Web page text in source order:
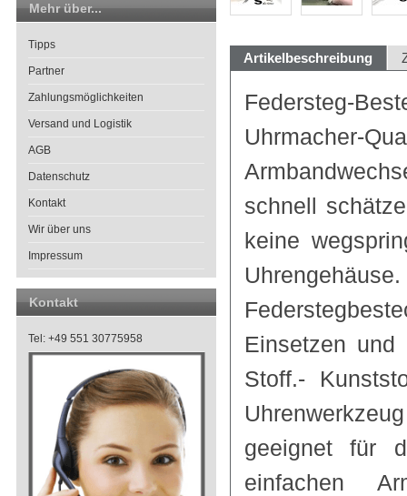
Artikelbeschreibung
Federsteg-
Uhrmacher-
schnell
keine
Einsetzen und
Stoff.-
geeignet für
einfachen
Mehr über...
Tipps
Partner
Zahlungsmöglichkeiten
Versand und Logistik
AGB
Datenschutz
Kontakt
Wir über uns
Impressum
Kontakt
Tel: +49 551 30775958